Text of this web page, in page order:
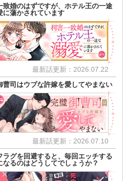
致婚のはずですが、ホテル王の一途
に蕩かされています
最新話更新：2026.07.22
曹司はウブな許嫁を愛してやまない
最新話更新：2026.07.10
ラグを回避すると、毎回エッチする
なるのはどうしてでしょうか？